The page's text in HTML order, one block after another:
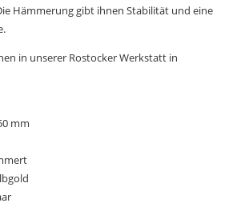
Hämmerung gibt ihnen Stabilität und eine
in unserer Rostocker Werkstatt in
mm